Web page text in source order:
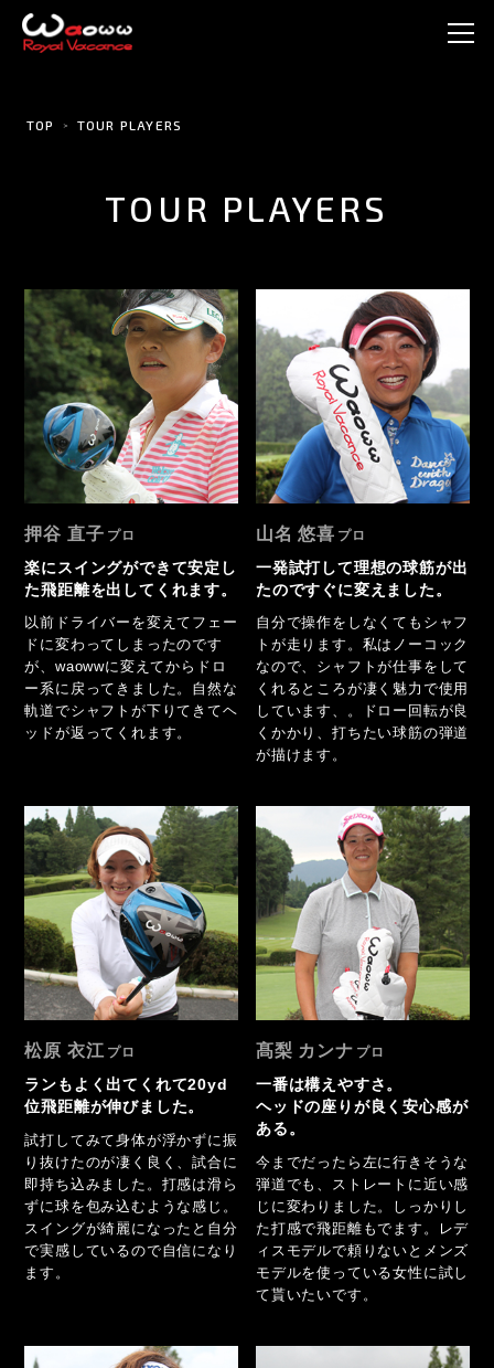
TOP TOUR PLAYERS
TOUR PLAYERS
押谷 直子
楽にスイングができて安定し
た飛距離を出してくれます。
以前ドライバーを変えてフェー
ドに変わってしまったのです
が、waowwに変えてからドロ
ー系に戻ってきました。自然な
軌道でシャフトが下りてきてヘ
ッドが返ってくれます。
山名 悠喜
一発試打して理想の球筋が出
たのですぐに変えました。
自分で操作をしなくてもシャフ
トが走ります。私はノーコック
なので、シャフトが仕事をして
くれるところが凄く魅力で使用
しています、。ドロー回転が良
くかかり、打ちたい球筋の弾道
が描けます。
松原 衣江
ランもよく出てくれて20yd
位飛距離が伸びました。
試打してみて身体が浮かずに振
り抜けたのが凄く良く、試合に
即持ち込みました。打感は滑ら
ずに球を包み込むような感じ。
スイングが綺麗になったと自分
で実感しているので自信になり
ます。
髙梨 カンナ
一番は構えやすさ。
ヘッドの座りが良く安心感が
ある。
今までだったら左に行きそうな
弾道でも、ストレートに近い感
じに変わりました。しっかりし
た打感で飛距離もでます。レデ
ィスモデルで頼りないとメンズ
モデルを使っている女性に試し
て貰いたいです。